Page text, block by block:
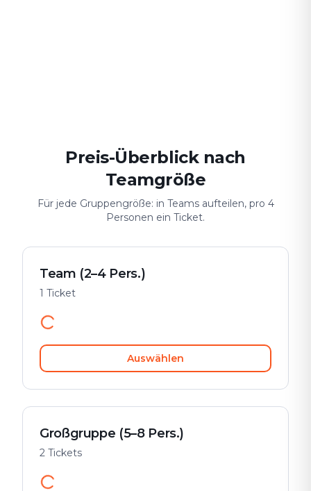
Preis-Überblick nach
Teamgröße
Für jede Gruppengröße: in Teams aufteilen, pro 4
Personen ein Ticket.
Team (2–4 Pers.)
1 Ticket
Auswählen
Großgruppe (5–8 Pers.)
2 Tickets